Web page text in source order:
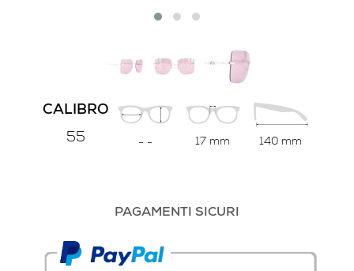
CALIBRO
55 - - 17 mm 140 mm
PAGAMENTI SICURI